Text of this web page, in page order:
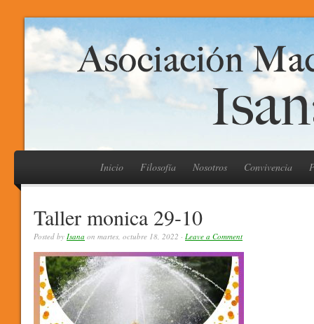
Inicio Filosofía Nosotros Convivencia
Taller monica 29-10
Posted by Isana on martes, octubre 18, 2022 · Leave a Comment